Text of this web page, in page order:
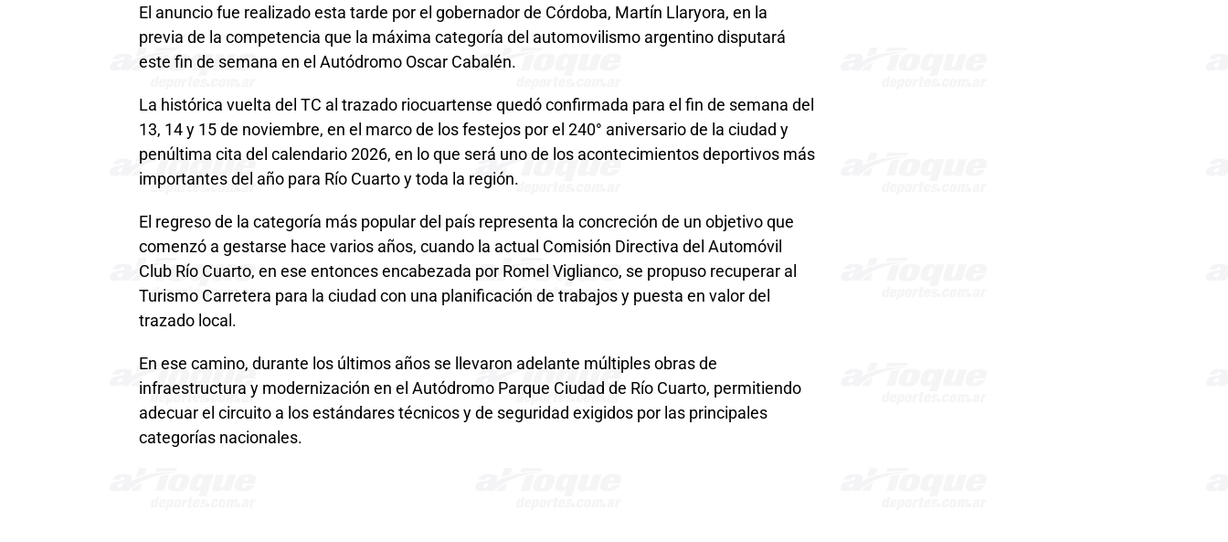
El anuncio fue realizado esta tarde por el gobernador de Córdoba, Martín Llaryora, en la
previa de la competencia que la máxima categoría del automovilismo argentino disputará
este fin de semana en el Autódromo Oscar Cabalén.
La histórica vuelta del TC al trazado riocuartense quedó confirmada para el fin de semana del
13, 14 y 15 de noviembre, en el marco de los festejos por el 240° aniversario de la ciudad y
penúltima cita del calendario 2026, en lo que será uno de los acontecimientos deportivos más
importantes del año para Río Cuarto y toda la región.
El regreso de la categoría más popular del país representa la concreción de un objetivo que
comenzó a gestarse hace varios años, cuando la actual Comisión Directiva del Automóvil
Club Río Cuarto, en ese entonces encabezada por Romel Viglianco, se propuso recuperar al
Turismo Carretera para la ciudad con una planificación de trabajos y puesta en valor del
trazado local.
En ese camino, durante los últimos años se llevaron adelante múltiples obras de
infraestructura y modernización en el Autódromo Parque Ciudad de Río Cuarto, permitiendo
adecuar el circuito a los estándares técnicos y de seguridad exigidos por las principales
categorías nacionales.